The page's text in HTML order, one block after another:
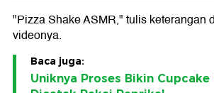
"Pizza Shake ASMR," tulis keterangan
videonya.
Baca juga:
Uniknya Proses Bikin